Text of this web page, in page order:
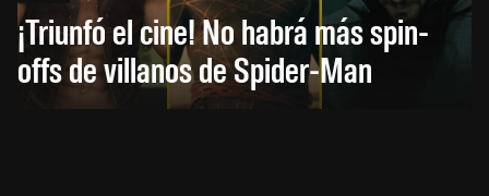
¡Triunfó el cine! No habrá más spin-
offs de villanos de Spider-Man